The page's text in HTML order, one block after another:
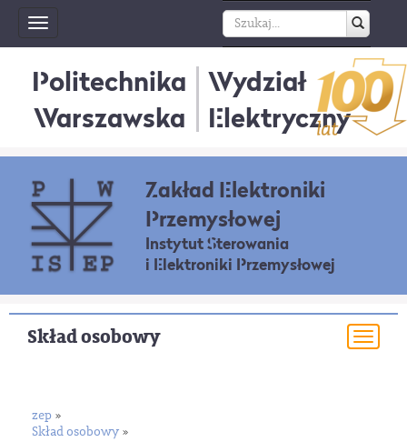
Toggle
navigation
Politechnika
Warszawska
Wydział
Elektryczny
Zakład Elektroniki
Przemysłowej
Instytut Sterowania
i Elektroniki Przemysłowej
Skład osobowy
zep »
Skład osobowy »